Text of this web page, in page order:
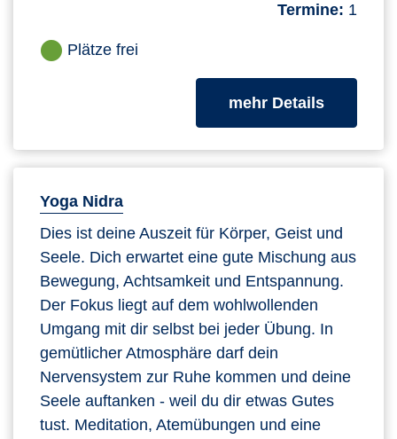
Termine: 1
Plätze frei
mehr Detailszum
Yoga Nidra
Dies ist deine Auszeit für Körper, Geist und
Seele. Dich erwartet eine gute Mischung aus
Bewegung, Achtsamkeit und Entspannung.
Der Fokus liegt auf dem wohlwollenden
Umgang mit dir selbst bei jeder Übung. In
gemütlicher Atmosphäre darf dein
Nervensystem zur Ruhe kommen und deine
Seele auftanken - weil du dir etwas Gutes
tust. Meditation, Atemübungen und eine